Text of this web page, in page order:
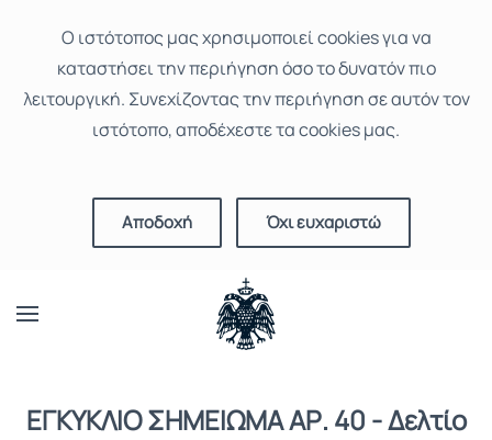
Ο ιστότοπoς μας χρησιμοποιεί cookies για να
καταστήσει την περιήγηση όσο το δυνατόν πιο
λειτουργική. Συνεχίζοντας την περιήγηση σε αυτόν τον
ιστότοπο, αποδέχεστε τα cookies μας.
Αποδοχή Όχι ευχαριστώ
ΕΓΚΥΚΛΙΟ ΣΗΜΕΙΩΜΑ ΑΡ. 40 - Δελτίο